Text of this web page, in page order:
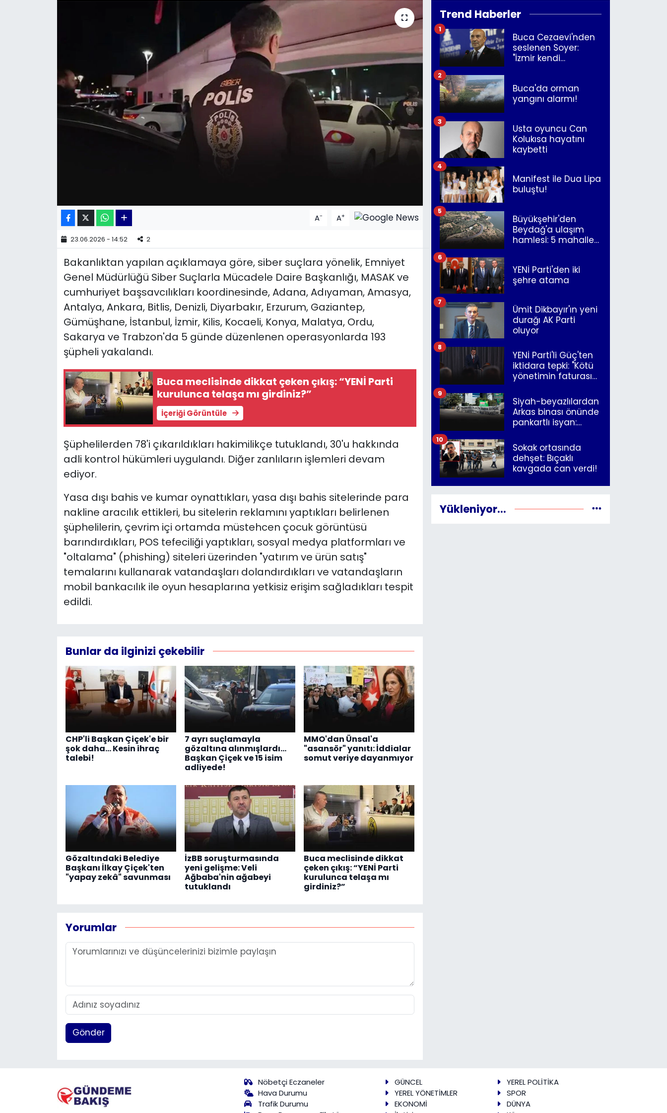
A- A+
23.06.2026 - 14:52 2
Bakanlıktan yapılan açıklamaya göre, siber suçlara yönelik, Emniyet
Genel Müdürlüğü Siber Suçlarla Mücadele Daire Başkanlığı, MASAK ve
cumhuriyet başsavcılıkları koordinesinde, Adana, Adıyaman, Amasya,
Antalya, Ankara, Bitlis, Denizli, Diyarbakır, Erzurum, Gaziantep,
Gümüşhane, İstanbul, İzmir, Kilis, Kocaeli, Konya, Malatya, Ordu,
Sakarya ve Trabzon'da 5 günde düzenlenen operasyonlarda 193
şüpheli yakalandı.
Buca meclisinde dikkat çeken çıkış: “YENİ Parti
kurulunca telaşa mı girdiniz?”
İçeriği Görüntüle
Şüphelilerden 78'i çıkarıldıkları hakimilikçe tutuklandı, 30'u hakkında
adli kontrol hükümleri uygulandı. Diğer zanlıların işlemleri devam
ediyor.
Yasa dışı bahis ve kumar oynattıkları, yasa dışı bahis sitelerinde para
nakline aracılık ettikleri, bu sitelerin reklamını yaptıkları belirlenen
şüphelilerin, çevrim içi ortamda müstehcen çocuk görüntüsü
barındırdıkları, POS tefeciliği yaptıkları, sosyal medya platformları ve
"oltalama" (phishing) siteleri üzerinden "yatırım ve ürün satış"
temalarını kullanarak vatandaşları dolandırdıkları ve vatandaşların
mobil bankacılık ile oyun hesaplarına yetkisiz erişim sağladıkları tespit
edildi.
Bunlar da ilginizi çekebilir
CHP'li Başkan Çiçek'e bir
şok daha... Kesin ihraç
talebi!
7 ayrı suçlamayla
gözaltına alınmışlardı...
Başkan Çiçek ve 15 isim
adliyede!
MMO'dan Ünsal'a
"asansör" yanıtı: İddialar
somut veriye dayanmıyor
Gözaltındaki Belediye
Başkanı İlkay Çiçek'ten
"yapay zekâ" savunması
İzBB soruşturmasında
yeni gelişme: Veli
Ağbaba'nin ağabeyi
tutuklandı
Buca meclisinde dikkat
çeken çıkış: “YENİ Parti
kurulunca telaşa mı
girdiniz?”
Yorumlar
Gönder
Trend Haberler
Buca Cezaevi'nden
seslenen Soyer:
"İzmir kendi
1
Buca'da orman
yangını alarmı!
2
Usta oyuncu Can
Kolukısa hayatını
kaybetti
3
Manifest ile Dua Lipa
buluştu!
4
Büyükşehir'den
Beydağ'a ulaşım
hamlesi: 5 mahalle
5
YENİ Parti'den iki
şehre atama
6
Ümit Dikbayır'ın yeni
durağı AK Parti
oluyor
7
YENİ Parti'li Güç'ten
iktidara tepki: "Kötü
yönetimin faturasını
8
Siyah-beyazlılardan
Arkas binası önünde
pankartlı isyan:
İzmir"
9
Sokak ortasında
dehşet: Bıçaklı
kavgada can verdi!
10
Yükleniyor...
Nöbetçi Eczaneler
Hava Durumu
Trafik Durumu
GÜNCEL
YEREL POLİTİKA
YEREL YÖNETİMLER
SPOR
EKONOMİ
DÜNYA
POLİTİKA
Siyaset
YEREL POLİTİKA
YEREL YÖNETİMLER